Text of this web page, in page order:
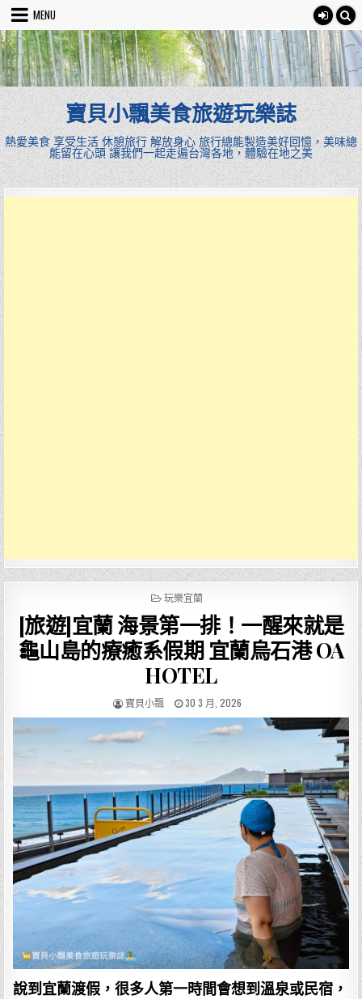
Skip
content
MENU
寶貝小飄美食旅遊玩樂誌
熱愛美食 享受生活 休憩旅行 解放身心 旅行總能製造美好回憶，美味總
能留在心頭 讓我們一起走遍台灣各地，體驗在地之美
POSTED
玩樂宜蘭
[旅遊]宜蘭 海景第一排！一醒來就是
龜山島的療癒系假期 宜蘭烏石港 OA
HOTEL
AUTHOR:
寶貝小飄
PUBLISHED
DATE:
30 3 月, 2026
說到宜蘭渡假，很多人第一時間會想到溫泉或民宿，